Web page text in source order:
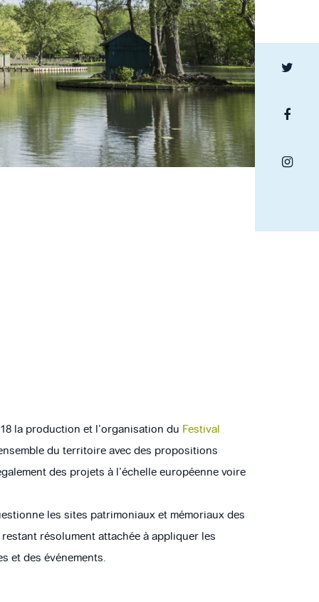
la production et l’organisation du Festival
du territoire avec des propositions
des projets à l’échelle européenne voire
les sites patrimoniaux et mémoriaux des
résolument attachée à appliquer les
et des événements.